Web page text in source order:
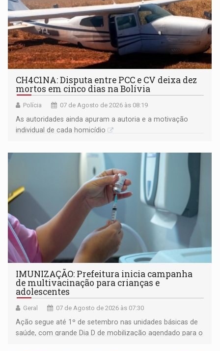
CH4C1NA: Disputa entre PCC e CV deixa dez
mortos em cinco dias na Bolívia
Polícia 07 de Agosto de 2026 às 08:19
As autoridades ainda apuram a autoria e a motivação
individual de cada homicídio
IMUNIZAÇÃO: Prefeitura inicia campanha
de multivacinação para crianças e
adolescentes
Geral 07 de Agosto de 2026 às 07:30
Ação segue até 1º de setembro nas unidades básicas de
saúde, com grande Dia D de mobilização agendado para o